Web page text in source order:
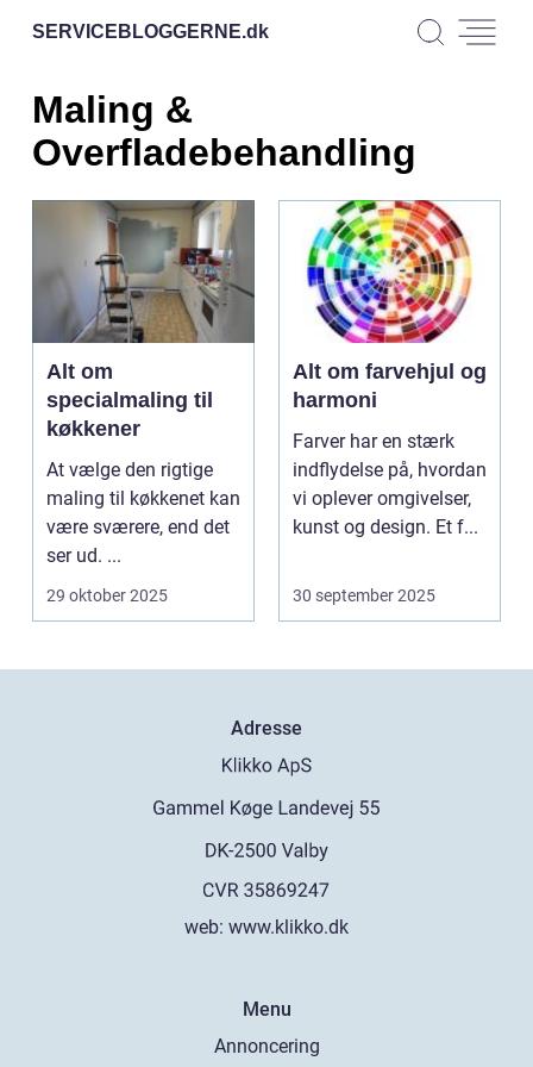
SERVICEBLOGGERNE.dk
Maling &
Overfladebehandling
Alt om
specialmaling til
køkkener
At vælge den rigtige
maling til køkkenet kan
være sværere, end det
ser ud. ...
29 oktober 2025
Alt om farvehjul og
harmoni
Farver har en stærk
indflydelse på, hvordan
vi oplever omgivelser,
kunst og design. Et f...
30 september 2025
Adresse
web: www.klikko.dk
Menu
Annoncering